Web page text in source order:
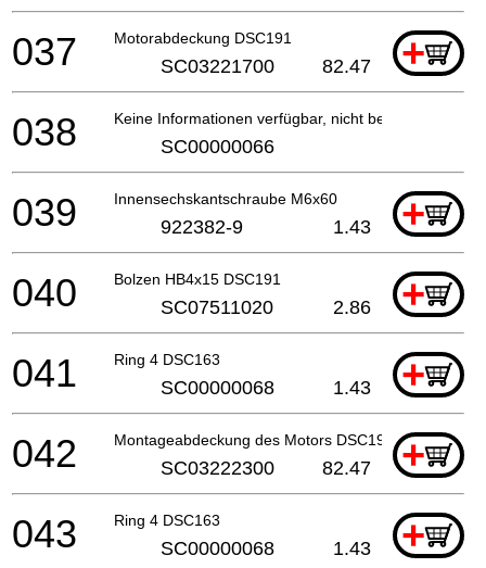
Motorabdeckung DSC191 +
037 SC03221700 82.47
Keine Informationen verfügbar, nicht bestellbar
038 SC00000066
Innensechskantschraube M6x60 +
039 922382-9 1.43
Bolzen HB4x15 DSC191 +
040 SC07511020 2.86
Ring 4 DSC163 +
041 SC00000068 1.43
Montageabdeckung des Motors DSC191 +
042 SC03222300 82.47
Ring 4 DSC163 +
043 SC00000068 1.43